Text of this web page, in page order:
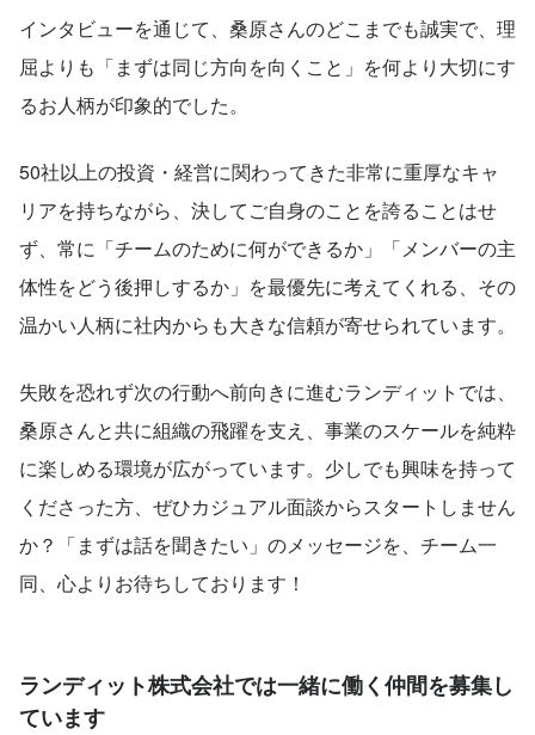
インタビューを通じて、桑原さんのどこまでも誠実で、理
屈よりも「まずは同じ方向を向くこと」を何より大切にす
るお人柄が印象的でした。
50社以上の投資・経営に関わってきた非常に重厚なキャ
リアを持ちながら、決してご自身のことを誇ることはせ
ず、常に「チームのために何ができるか」「メンバーの主
体性をどう後押しするか」を最優先に考えてくれる、その
温かい人柄に社内からも大きな信頼が寄せられています。
失敗を恐れず次の行動へ前向きに進むランディットでは、
桑原さんと共に組織の飛躍を支え、事業のスケールを純粋
に楽しめる環境が広がっています。少しでも興味を持って
くださった方、ぜひカジュアル面談からスタートしません
か？「まずは話を聞きたい」のメッセージを、チーム一
同、心よりお待ちしております！
ランディット株式会社では一緒に働く仲間を募集し
ています